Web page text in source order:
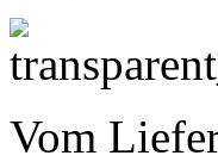
Vom